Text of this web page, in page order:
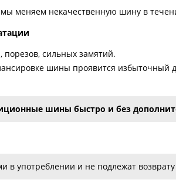
меняем некачественную шину в
сильных замятий.
шины проявится избыточный
шины быстро и без
употреблении и не подлежат возврату